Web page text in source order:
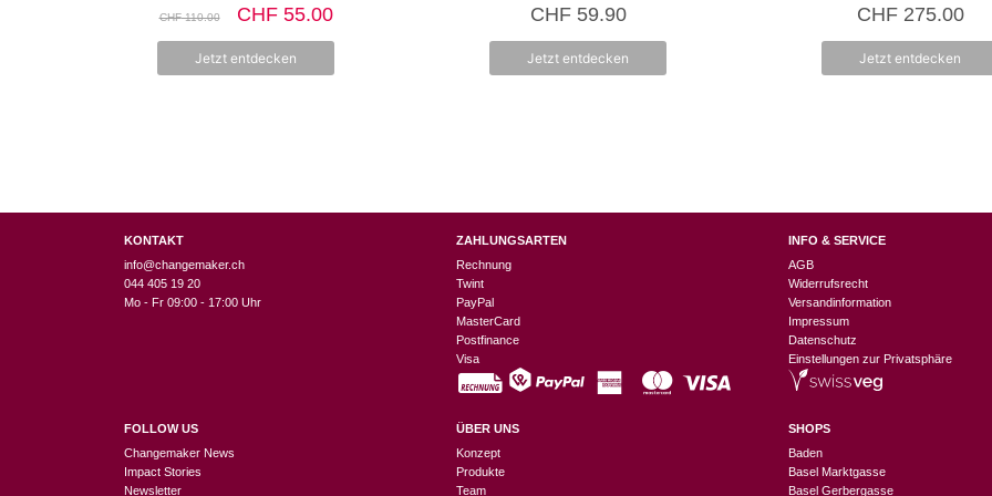
v
5
CHF110.00
Ursprünglicher
war:
CHF 110.00
CHF55.00Aktueller
CHF 55.00.
Jetzt entdecken
5.00
von 5
CHF59.90
Jetzt entdecken
5.00
von 5
CHF275.00
Jetzt entdecken
KONTAKT
info@changemaker.ch
044 405 19 20
Mo - Fr 09:00 - 17:00 Uhr
FOLLOW US
Changemaker News
Impact Stories
Newsletter
ZAHLUNGSARTEN
Rechnung
Twint
PayPal
MasterCard
Postfinance
Visa
ÜBER UNS
Konzept
Produkte
Team
INFO & SERVICE
AGB
Widerrufsrecht
Versandinformation
Impressum
Datenschutz
Einstellungen zur Privatsphäre
SHOPS
Baden
Basel Marktgasse
Basel Gerbergasse